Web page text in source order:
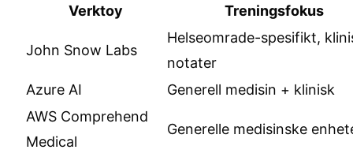
Verktoy
Treningsfokus
John Snow Labs
Helseomrade-spesifikt,
notater
Azure AI
Generell medisin + klinisk
AWS Comprehend
Medical
Generelle medisinske